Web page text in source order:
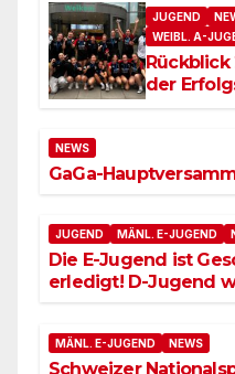
JUGEND
WEIBL. A-
Rückblick
der
NEWS
GaGa-
JUGEND MÄNL. E-JUGEND
Die E-Jugend ist
erledigt! D-Jugend
MÄNL. E-JUGEND NEWS
Schweizer